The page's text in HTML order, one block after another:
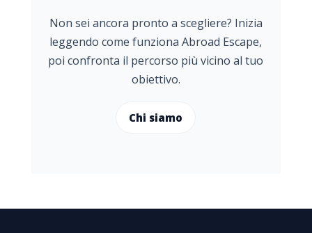
Non sei ancora pronto a scegliere? Inizia
leggendo come funziona Abroad Escape,
poi confronta il percorso più vicino al tuo
obiettivo.
Chi siamo